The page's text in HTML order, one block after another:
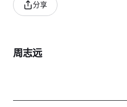
分享
周志远